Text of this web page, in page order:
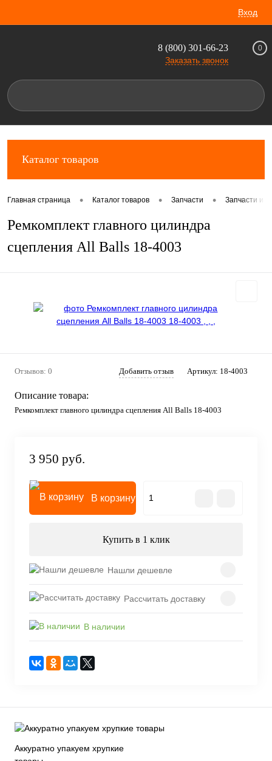
Вход
8 (800) 301-66-23
Заказать звонок
0
Каталог товаров
Главная страница • Каталог товаров • Запчасти • Запчасти и
Ремкомплект главного цилиндра
сцепления All Balls 18-4003
Отзывов: 0 Добавить отзыв Артикул: 18-4003
Описание товара:
Ремкомплект главного цилиндра сцепления All Balls 18-4003
3 950 руб.
В корзину
Купить в 1 клик
Нашли дешевле
Рассчитать доставку
В наличии
Аккуратно упакуем хрупкие